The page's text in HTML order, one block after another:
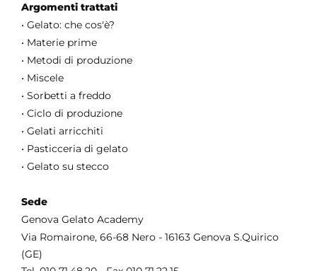
Argomenti trattati
• Gelato: che cos'è?
• Materie prime
• Metodi di produzione
• Miscele
• Sorbetti a freddo
• Ciclo di produzione
• Gelati arricchiti
• Pasticceria di gelato
• Gelato su stecco
Sede
Genova Gelato Academy
Via Romairone, 66-68 Nero - 16163 Genova S.Quirico
(GE)